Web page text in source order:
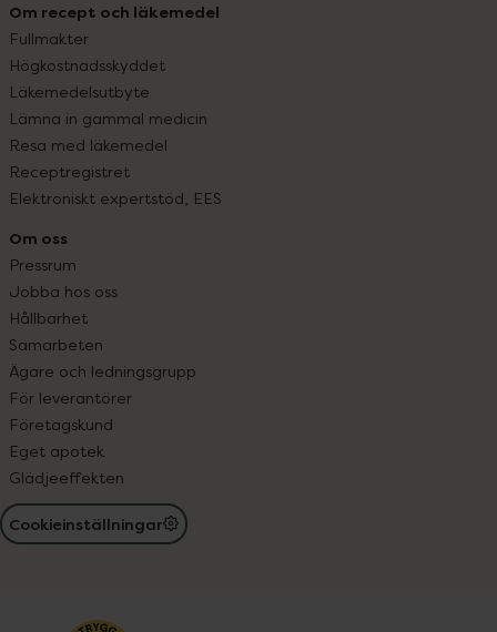
Om recept och läkemedel
Fullmakter
Högkostnadsskyddet
Läkemedelsutbyte
Lämna in gammal medicin
Resa med läkemedel
Receptregistret
Elektroniskt expertstöd, EES
Om oss
Pressrum
Jobba hos oss
Hållbarhet
Samarbeten
Ägare och ledningsgrupp
För leverantörer
Företagskund
Eget apotek
Glädjeeffekten
Cookieinställningar